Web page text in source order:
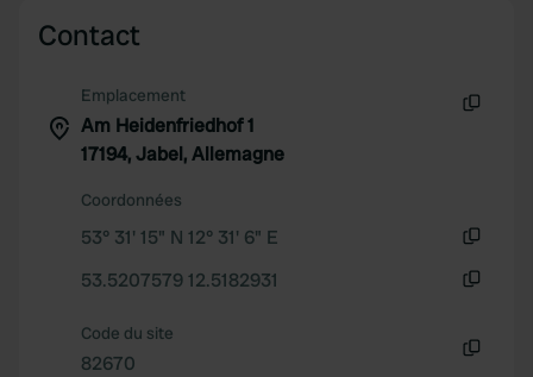
of their services.
Contact
Emplacement
Am Heidenfriedhof 1
17194, Jabel, Allemagne
Coordonnées
53° 31' 15" N 12° 31' 6" E
53.5207579 12.5182931
Code du site
82670